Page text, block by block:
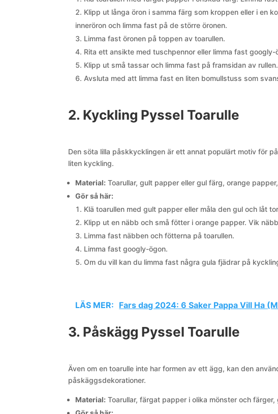
Klipp ut långa öron i samma färg som kroppen eller i en
inneröron och limma fast på de större öronen.
Limma fast öronen på toppen av toarullen.
Rita ett ansikte med tuschpennor eller limma fast
Klipp ut små tassar och limma fast på framsidan av rullen.
Avsluta med att limma fast en liten bomullstuss som
2. Kyckling Pyssel Toarulle
Den söta lilla påskkycklingen är ett annat populärt motiv för
liten kyckling.
Material: Toarullar, gult papper eller gul färg, orange
Gör så här:
Klä toarullen med gult papper eller måla den gul och låt
Klipp ut en näbb och små fötter i orange papper. Vik
Limma fast näbben och fötterna på toarullen.
Limma fast googly-ögon.
Om du vill kan du limma fast några gula fjädrar på
LÄS MER: Fars dag 2024: 6 Saker Pappa Vill Ha
3. Påskägg Pyssel Toarulle
Även om en toarulle inte har formen av ett ägg, kan den
påskäggsdekorationer.
Material: Toarullar, färgat papper i olika mönster och